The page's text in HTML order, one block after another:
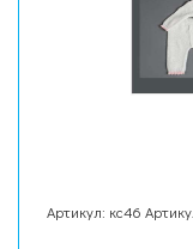
Артикул: кс46